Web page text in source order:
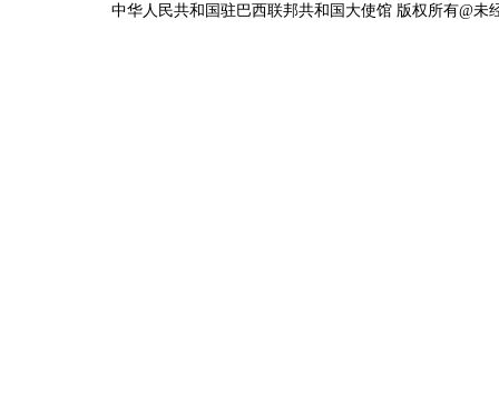
中华人民共和国驻巴西联邦共和国大使馆 版权所有@未